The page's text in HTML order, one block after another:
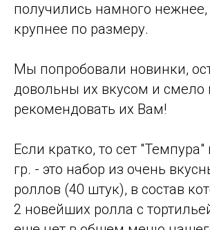
получились намного нежнее,
крупнее по размеру.
Мы попробовали новинки,
довольны их вкусом и
рекомендовать их Вам!
Если кратко, то сет
гр. - это набор из очень
роллов (40 штук), в состав
2 новейших ролла с